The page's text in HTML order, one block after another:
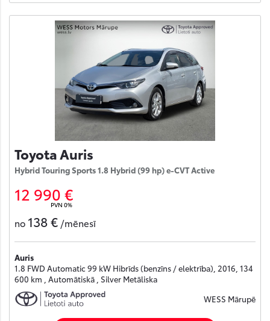
Toyota Auris
Hybrid Touring Sports 1.8 Hybrid (99 hp) e-CVT Active
12 990 €
PVN 0%
no 138 € /mēnesī
Auris
1.8 FWD Automatic 99 kW Hibrīds (benzīns / elektrība), 2016, 134
600 km , Automātiskā , Silver Metāliska
WESS Mārupē